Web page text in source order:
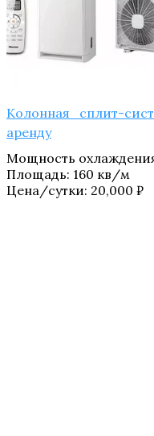
Колонная сплит-
аренду
Мощность
Площадь: 160 кв/м
Цена/сутки: 20,000 ₽